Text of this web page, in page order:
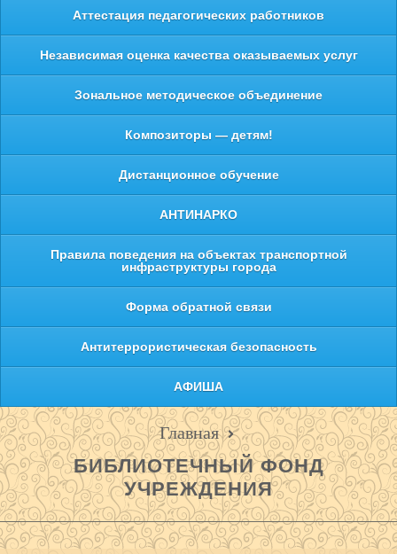
Аттестация педагогических работников
Независимая оценка качества оказываемых услуг
Зональное методическое объединение
Композиторы — детям!
Дистанционное обучение
АНТИНАРКО
Правила поведения на объектах транспортной
инфраструктуры города
Форма обратной связи
Антитеррористическая безопасность
АФИША
Главная
БИБЛИОТЕЧНЫЙ ФОНД
УЧРЕЖДЕНИЯ